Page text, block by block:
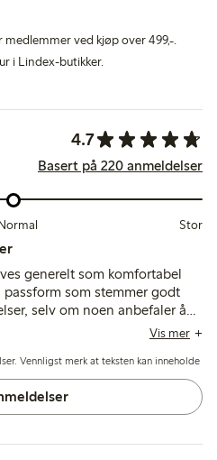
ved kjøp over 499,-.
i Lindex-butikker.
4.7
Basert på 220 anmeldelser
Stor
generelt som komfortabel
som stemmer godt
selv om noen anbefaler å
følelse. Kundene legger
at materialet er tynt og kan
etter vask.
Vis mer
Vennligst merk at teksten kan inneholde